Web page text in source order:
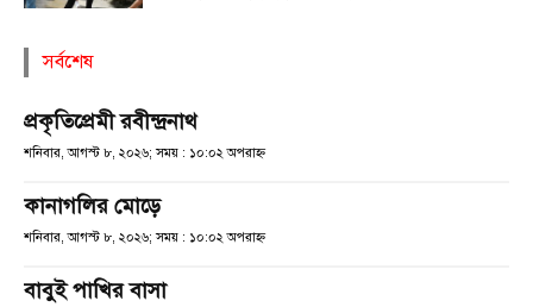
সর্বশেষ
প্রকৃতিপ্রেমী রবীন্দ্রনাথ
শনিবার, আগস্ট ৮, ২০২৬; সময় : ১০:০২ অপরাহ্ণ
কানাগলির মোড়ে
শনিবার, আগস্ট ৮, ২০২৬; সময় : ১০:০২ অপরাহ্ণ
বাবুই পাখির বাসা